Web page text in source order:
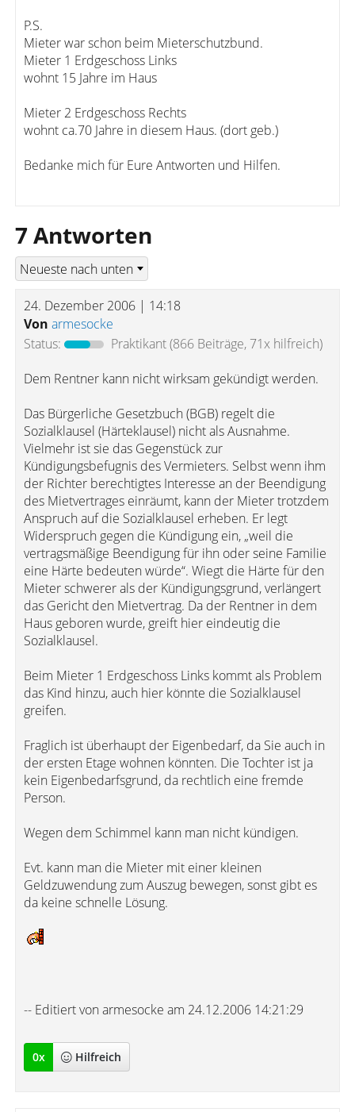
P.S.
Mieter war schon beim Mieterschutzbund.
Mieter 1 Erdgeschoss Links
wohnt 15 Jahre im Haus
Mieter 2 Erdgeschoss Rechts
wohnt ca.70 Jahre in diesem Haus. (dort geb.)
Bedanke mich für Eure Antworten und Hilfen.
7 Antworten
24. Dezember 2006 | 14:18
Von armesocke
Status:
Praktikant(866 Beiträge, 71x hilfreich)
Dem Rentner kann nicht wirksam gekündigt werden.
Das Bürgerliche Gesetzbuch (BGB) regelt die
Sozialklausel (Härteklausel) nicht als Ausnahme.
Vielmehr ist sie das Gegenstück zur
Kündigungsbefugnis des Vermieters. Selbst wenn ihm
der Richter berechtigtes Interesse an der Beendigung
des Mietvertrages einräumt, kann der Mieter trotzdem
Anspruch auf die Sozialklausel erheben. Er legt
Widerspruch gegen die Kündigung ein, „weil die
vertragsmäßige Beendigung für ihn oder seine Familie
eine Härte bedeuten würde“. Wiegt die Härte für den
Mieter schwerer als der Kündigungsgrund, verlängert
das Gericht den Mietvertrag. Da der Rentner in dem
Haus geboren wurde, greift hier eindeutig die
Sozialklausel.
Beim Mieter 1 Erdgeschoss Links kommt als Problem
das Kind hinzu, auch hier könnte die Sozialklausel
greifen.
Fraglich ist überhaupt der Eigenbedarf, da Sie auch in
der ersten Etage wohnen könnten. Die Tochter ist ja
kein Eigenbedarfsgrund, da rechtlich eine fremde
Person.
Wegen dem Schimmel kann man nicht kündigen.
Evt. kann man die Mieter mit einer kleinen
Geldzuwendung zum Auszug bewegen, sonst gibt es
da keine schnelle Lösung.
-- Editiert von armesocke am 24.12.2006 14:21:29
0x Hilfreich